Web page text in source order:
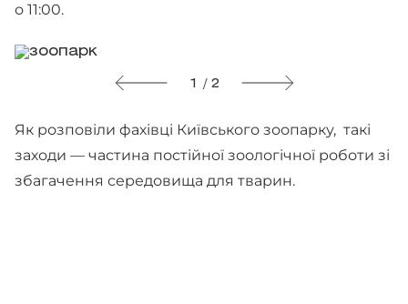
о 11:00.
1 / 2
Як розповіли фахівці Київського зоопарку, такі
заходи — частина постійної зоологічної роботи зі
збагачення середовища для тварин.